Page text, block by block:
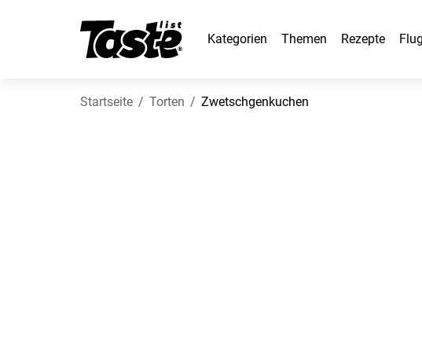
Kategorien Themen Rezepte
Startseite Torten Zwetschgenkuchen